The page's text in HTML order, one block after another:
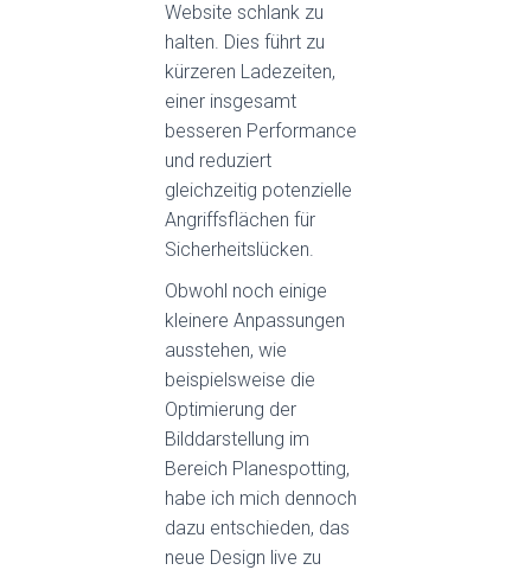
Website schlank zu
halten. Dies führt zu
kürzeren Ladezeiten,
einer insgesamt
besseren Performance
und reduziert
gleichzeitig potenzielle
Angriffsflächen für
Sicherheitslücken.
Obwohl noch einige
kleinere Anpassungen
ausstehen, wie
beispielsweise die
Optimierung der
Bilddarstellung im
Bereich Planespotting,
habe ich mich dennoch
dazu entschieden, das
neue Design live zu